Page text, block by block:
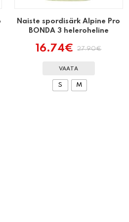
Naiste spordisärk Alpine Pro
BONDA 3 heleroheline
27.90€
Algne
oli:
27.90€.
16.74€
Praegune
on:
16.74€.
VAATA
S M